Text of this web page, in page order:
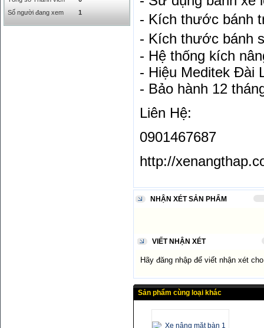
RUB
Số người đang xem
1
- Kích thước bánh
- Kích thước bánh
- Hệ thống kích
- Hiệu Meditek Đài
- Bảo hành 12
Liên Hệ:
0901467687
http://
NHẬN XÉT SẢN PHẨM
VIẾT NHẬN XÉT
Hãy đăng nhập để viết nhận xét
Sản phẩm cùng loại khác